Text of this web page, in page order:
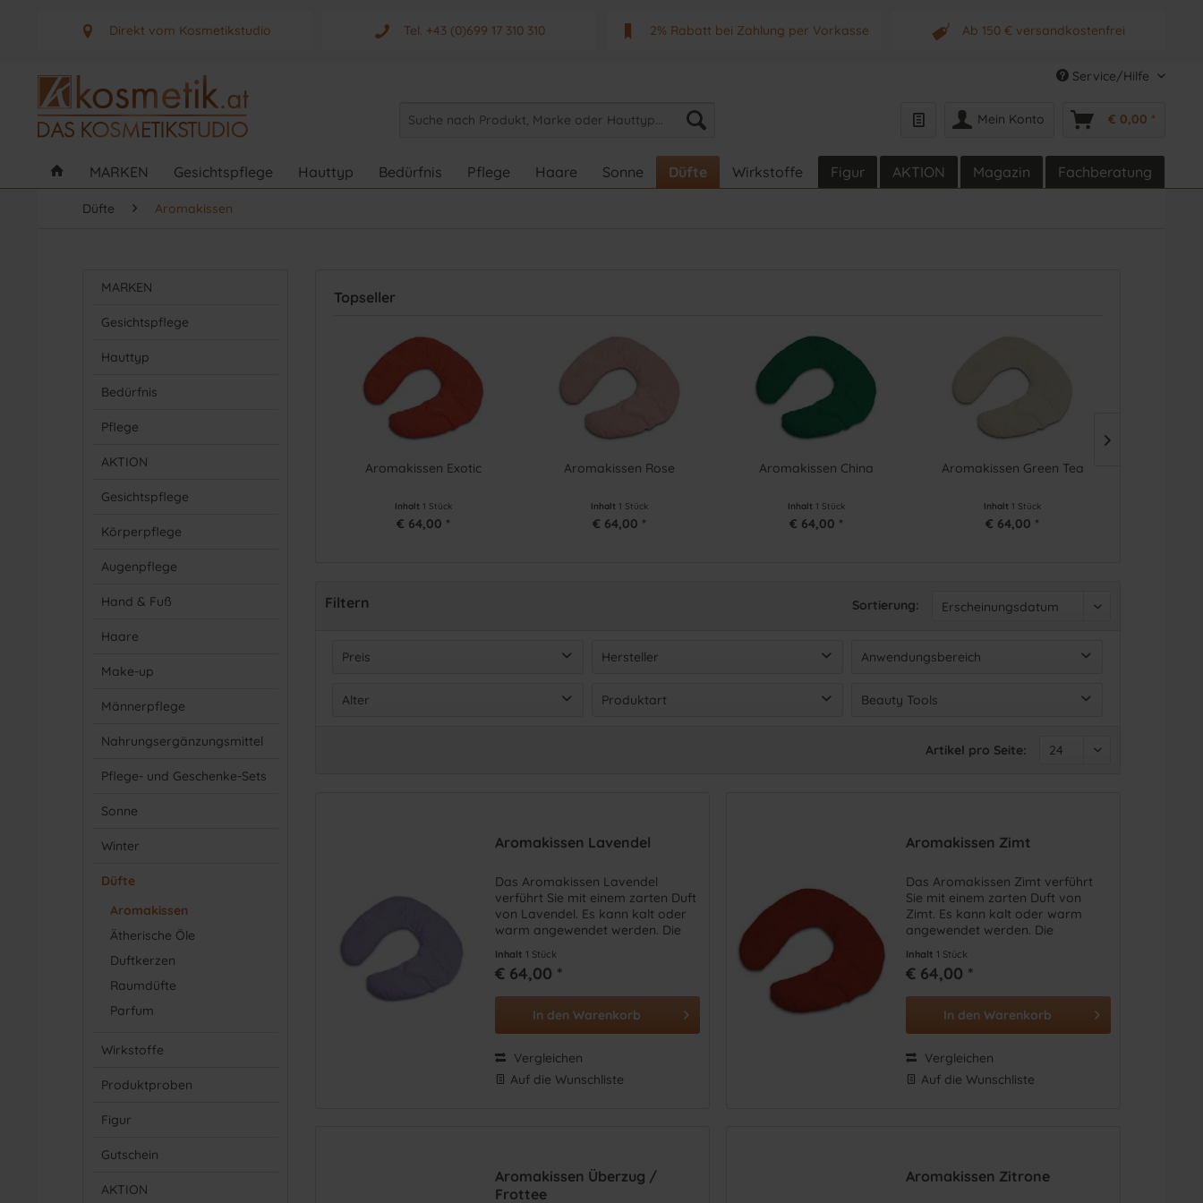
Direkt vom Kosmetikstudio Tel. +43 (0)699 17 310 310 2% Rabatt bei Zahlung per Vorkasse Ab 150 € versandkostenfrei
Originalprodukt vom Hersteller
Service/Hilfe
Mein Konto € 0,00 *
MARKEN Gesichtspflege Hauttyp Bedürfnis Pflege Haare Sonne Düfte Wirkstoffe Figur AKTION Magazin Fachberatung
Düfte Aromakissen
MARKEN
Gesichtspflege
Hauttyp
Bedürfnis
Pflege
AKTION
Gesichtspflege
Körperpflege
Augenpflege
Hand & Fuß
Haare
Make-up
Männerpflege
Nahrungsergänzungsmittel
Pflege- und Geschenke-Sets
Sonne
Winter
Düfte
Aromakissen
Ätherische Öle
Duftkerzen
Raumdüfte
Parfum
Wirkstoffe
Produktproben
Figur
Gutschein
AKTION
Topseller
Aromakissen Exotic
Inhalt 1 Stück
€ 64,00 *
Aromakissen Rose
Inhalt1 Stück
€ 64,00 *
Aromakissen China
Inhalt 1 Stück
€ 64,00 *
Aromakissen Green Tea
Inhalt1 Stück
€ 64,00 *
Filtern Sortierung:
Preis Hersteller
LA RIC
Anwendungsbereich
Körper(
Alter Produktart Beauty Tools
Artikel pro Seite:
Aromakissen Lavendel
Das Aromakissen Lavendel
verführt Sie mit einem zarten Duft
von Lavendel. Es kann kalt oder
warm angewendet werden. Die
natürliche Harmonie von Körper,
Geist und Seele und hilft bei
diversen Beschwerden.
Inhalt 1 Stück
€ 64,00 *
In den Warenkorb
Vergleichen
Auf die Wunschliste
Aromakissen Zimt
Das Aromakissen Zimt verführt
Sie mit einem zarten Duft von
Zimt. Es kann kalt oder warm
angewendet werden. Die
natürliche Harmonie von Körper,
Geist und Seele und hilft bei
diversen Beschwerden.
Inhalt 1 Stück
€ 64,00 *
In den Warenkorb
Vergleichen
Auf die Wunschliste
Aromakissen Überzug /
Frottee
Aromakissen Zitrone